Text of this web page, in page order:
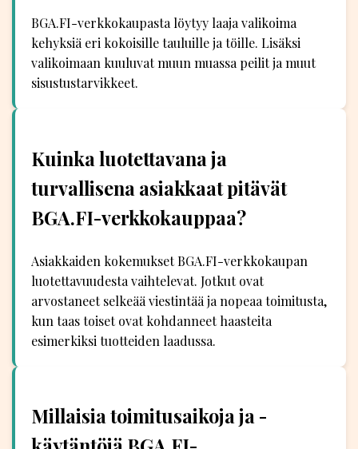
BGA.FI-verkkokaupasta löytyy laaja valikoima
kehyksiä eri kokoisille tauluille ja töille. Lisäksi
valikoimaan kuuluvat muun muassa peilit ja muut
sisustustarvikkeet.
Kuinka luotettavana ja
turvallisena asiakkaat pitävät
BGA.FI-verkkokauppaa?
Asiakkaiden kokemukset BGA.FI-verkkokaupan
luotettavuudesta vaihtelevat. Jotkut ovat
arvostaneet selkeää viestintää ja nopeaa toimitusta,
kun taas toiset ovat kohdanneet haasteita
esimerkiksi tuotteiden laadussa.
Millaisia toimitusaikoja ja -